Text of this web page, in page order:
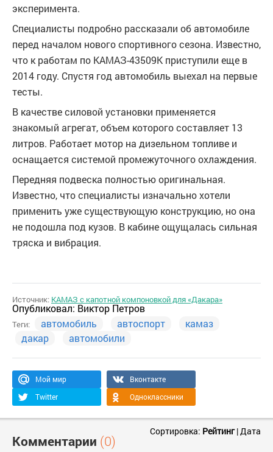
эксперимента.
Специалисты подробно рассказали об автомобиле
перед началом нового спортивного сезона. Известно,
что к работам по КАМАЗ-43509К приступили еще в
2014 году. Спустя год автомобиль выехал на первые
тесты.
В качестве силовой установки применяется
знакомый агрегат, объем которого составляет 13
литров. Работает мотор на дизельном топливе и
оснащается системой промежуточного охлаждения.
Передняя подвеска полностью оригинальная.
Известно, что специалисты изначально хотели
применить уже существующую конструкцию, но она
не подошла под кузов. В кабине ощущалась сильная
тряска и вибрация.
Источник: КАМАЗ с капотной компоновкой для «Дакара»
Опубликовал: Виктор Петров
Теги: автомобиль автоспорт
камаз
дакар
автомобили
Мой мир
Вконтакте
Twitter
Одноклассники
Комментарии (0)
Сортировка: Рейтинг|Дата